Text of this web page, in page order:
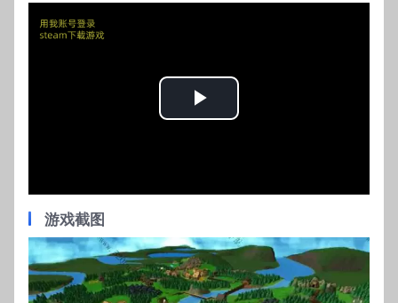
Play
游戏截图